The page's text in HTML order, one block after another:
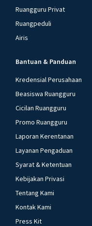
Ruangguru Privat
Ruangpeduli
Airis
Bantuan & Panduan
Kredensial Perusahaan
Beasiswa Ruangguru
Cicilan Ruangguru
Promo Ruangguru
Laporan Kerentanan
Layanan Pengaduan
Syarat & Ketentuan
Kebijakan Privasi
Tentang Kami
Kontak Kami
Press Kit